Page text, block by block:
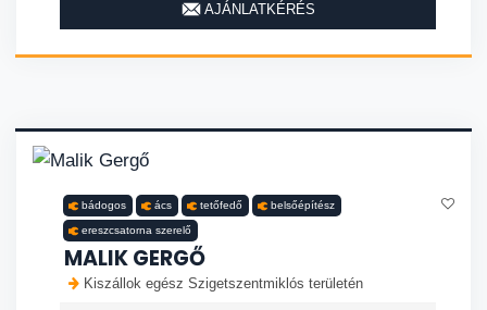
AJÁNLATKÉRÉS
bádogos ács tetőfedő belsőépítész
ereszcsatorna szerelő
MALIK GERGŐ
Kiszállok egész Szigetszentmiklós területén